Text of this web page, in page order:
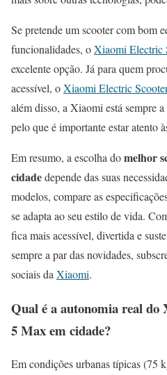
Se pretende um scooter com bom
funcionalidades, oXiaomi Electric
excelente opção. Já para quem
acessível, oXiaomi Electric
além disso, a Xiaomi está sempre
pelo que é importante estar atento
Em resumo, a escolha domelhor
cidadedepende das suas
modelos, compare as
se adapta ao seu estilo de vida.
fica mais acessível, divertida e
sempre a par das novidades,
sociais da Xiaomi.
Qual é a autonomia real
5 Max em cidade?
Em condições urbanas típicas (75